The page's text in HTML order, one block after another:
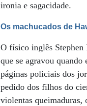
ironia e sagacidade.
Os machucados de
O físico inglês Stephen
que se agravou
páginas policiais dos
pedido dos filhos do
violentas queimaduras,